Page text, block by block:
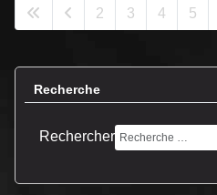
2 3 4 5
Recherche
Rechercher